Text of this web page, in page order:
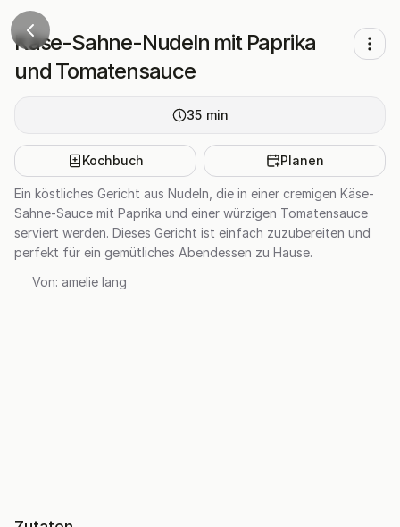
Käse-Sahne-Nudeln mit Paprika
und Tomatensauce
35 min
Kochbuch Planen
Ein köstliches Gericht aus Nudeln, die in einer cremigen Käse-
Sahne-Sauce mit Paprika und einer würzigen Tomatensauce
serviert werden. Dieses Gericht ist einfach zuzubereiten und
perfekt für ein gemütliches Abendessen zu Hause.
Von: amelie lang